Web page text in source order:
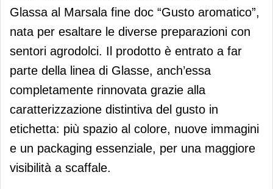
Glassa al Marsala fine doc “Gusto aromatico”,
nata per esaltare le diverse preparazioni con
sentori agrodolci. Il prodotto è entrato a far
parte della linea di Glasse, anch’essa
completamente rinnovata grazie alla
caratterizzazione distintiva del gusto in
etichetta: più spazio al colore, nuove immagini
e un packaging essenziale, per una maggiore
visibilità a scaffale.